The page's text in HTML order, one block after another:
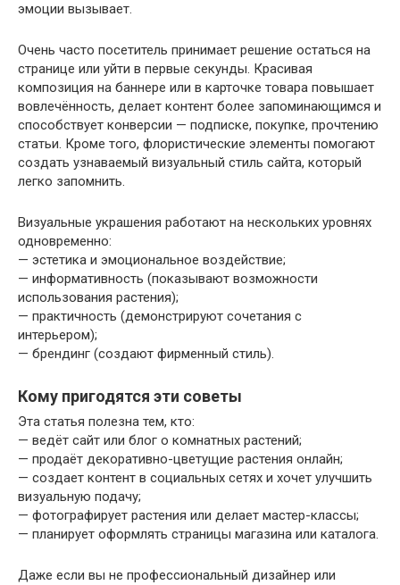
эмоции вызывает.
Очень часто посетитель принимает решение остаться на
странице или уйти в первые секунды. Красивая
композиция на баннере или в карточке товара повышает
вовлечённость, делает контент более запоминающимся и
способствует конверсии — подписке, покупке, прочтению
статьи. Кроме того, флористические элементы помогают
создать узнаваемый визуальный стиль сайта, который
легко запомнить.
Визуальные украшения работают на нескольких уровнях
одновременно:
— эстетика и эмоциональное воздействие;
— информативность (показывают возможности
использования растения);
— практичность (демонстрируют сочетания с
интерьером);
— брендинг (создают фирменный стиль).
Кому пригодятся эти советы
Эта статья полезна тем, кто:
— ведёт сайт или блог о комнатных растений;
— продаёт декоративно-цветущие растения онлайн;
— создает контент в социальных сетях и хочет улучшить
визуальную подачу;
— фотографирует растения или делает мастер-классы;
— планирует оформлять страницы магазина или каталога.
Даже если вы не профессиональный дизайнер или